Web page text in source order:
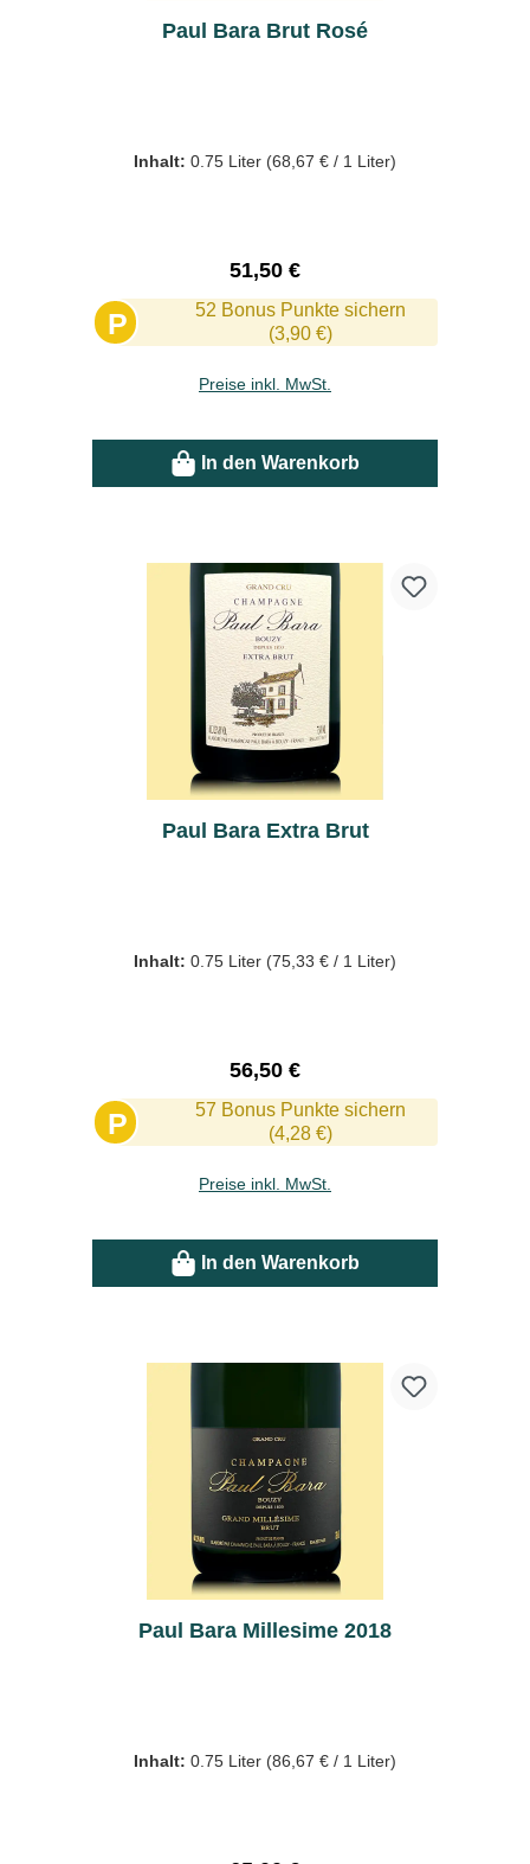
Paul Bara Brut Rosé
Inhalt: 0.75 Liter (68,67 € / 1 Liter)
Regulärer Preis:
51,50 €
P
52 Bonus Punkte sichern
(3,90 €)
Preise inkl. MwSt.
In den Warenkorb
Paul Bara Extra Brut
Inhalt: 0.75 Liter (75,33 € / 1 Liter)
Regulärer Preis:
56,50 €
P
57 Bonus Punkte sichern
(4,28 €)
Preise inkl. MwSt.
In den Warenkorb
Paul Bara Millesime 2018
Inhalt: 0.75 Liter (86,67 € / 1 Liter)